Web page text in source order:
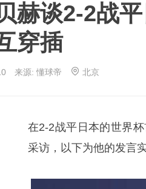
赫谈2-2战
穿插
来源: 懂球帝 北京
在2-2战平日本的世界
采访，以下为他的发言实